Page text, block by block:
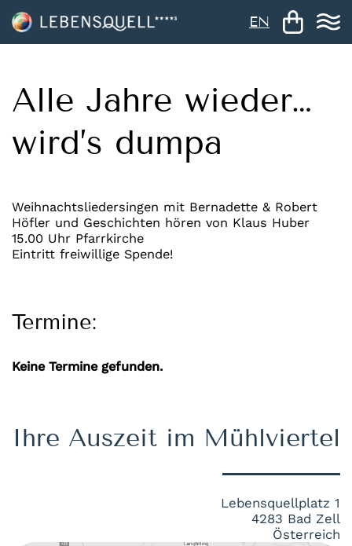
EN
Alle Jahre wieder…
wird’s dumpa
Weihnachtsliedersingen mit Bernadette & Robert
Höfler und Geschichten hören von Klaus Huber
15.00 Uhr Pfarrkirche
Eintritt freiwillige Spende!
Termine:
Keine Termine gefunden.
Ihre Auszeit im Mühlviertel
Lebensquellplatz 1
4283 Bad Zell
Österreich